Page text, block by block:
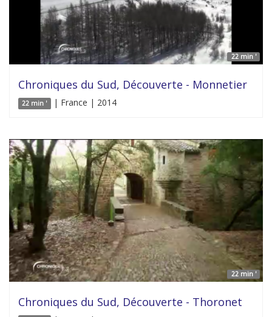
22 min '
Chroniques du Sud, Découverte - Monnetier
22 min ' | France | 2014
22 min '
Chroniques du Sud, Découverte - Thoronet